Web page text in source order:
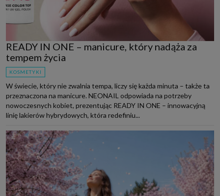
READY IN ONE – manicure, który nadąża za
tempem życia
KOSMETYKI
W świecie, który nie zwalnia tempa, liczy się każda minuta – także ta
przeznaczona na manicure. NEONAIL odpowiada na potrzeby
nowoczesnych kobiet, prezentując READY IN ONE – innowacyjną
linię lakierów hybrydowych, która redefiniu...